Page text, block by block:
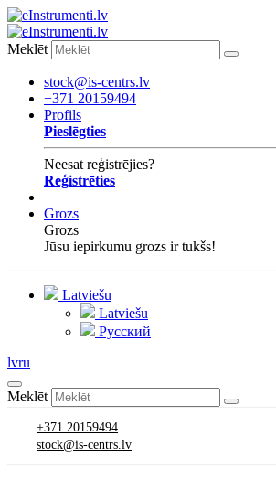
Meklēt
stock@is-centrs.lv
+371 20159494
Profils
Pieslēgties
Neesat reģistrējies?
Reģistrēties
Grozs
Grozs
Jūsu iepirkumu grozs ir tukšs!
Latviešu
Latviešu
Русский
lvru
Meklēt
+371 20159494
stock@is-centrs.lv